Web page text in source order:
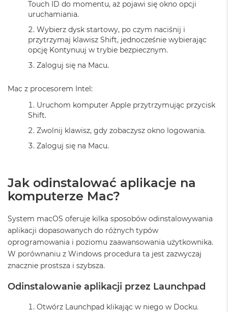
M
a
c
B
o
o
i
r
5
1
2
B
c
B
o
k
A
i
r
1
T
a
Touch ID do momentu, aż pojawi się okno opcji
uruchamiania.
Wybierz dysk startowy, po czym naciśnij i
przytrzymaj klawisz Shift, jednocześnie wybierając
opcję Kontynuuj w trybie bezpiecznym.
Zaloguj się na Macu.
Mac z procesorem Intel:
Uruchom komputer Apple przytrzymując przycisk
Shift.
Zwolnij klawisz, gdy zobaczysz okno logowania.
Zaloguj się na Macu.
Jak odinstalować aplikacje na
komputerze Mac?
System macOS oferuje kilka sposobów odinstalowywania
aplikacji dopasowanych do różnych typów
oprogramowania i poziomu zaawansowania użytkownika.
W porównaniu z Windows procedura ta jest zazwyczaj
znacznie prostsza i szybsza.
Odinstalowanie aplikacji przez Launchpad
Otwórz Launchpad klikając w niego w Docku.